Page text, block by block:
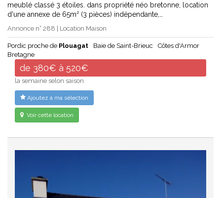
meublé classé 3 étoiles. dans propriété néo bretonne, location
d'une annexe de 65m² (3 pièces) indépendante,…
Annonce n° 288 | Location Maison
Pordic proche de Plouagat Baie de Saint-Brieuc
Côtes d'Armor
Bretagne
de 380€ à 520€
la semaine selon saison
Ajoutez à ma sélection
Voir cette location